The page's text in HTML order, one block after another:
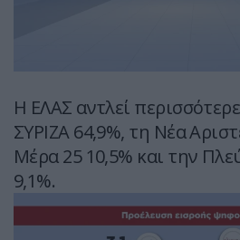
Η ΕΛΑΣ αντλεί
ΣΥΡΙΖΑ 64,9%, τη Νέα
Μέρα 25 10,5% και την
9,1%.